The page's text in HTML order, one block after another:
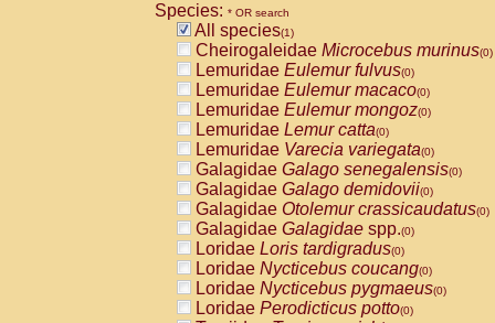
CebidaeCebus capucinus
CebidaeCebus nigrivittatus
CebidaeCebus spp.(0)
CebidaeSaimiri boliviensis(0)
CebidaeSaimiri sciureus(0)
AtelidaeAlouatta caraya(0)
AtelidaeAlouatta fusca(0)
AtelidaeAlouatta seniculus(0)
AtelidaeAlouattaspp.(0)
AtelidaeAteles belzebuth(0)
AtelidaeAteles geoffroyi(0)
AtelidaeAteles paniscus(0)
AtelidaeAtelesspp.(0)
AtelidaeLagothrix lagothricha(0)
AtelidaeLagothrix lagothricha cana
PitheciidaeCacajao calvus
Species: * OR search
All species(1)
Cheirogaleidae Microcebus murinus(0)
Lemuridae Eulemur fulvus(0)
Lemuridae Eulemur macaco(0)
Lemuridae Eulemur mongoz(0)
Lemuridae Lemur catta(0)
Lemuridae Varecia variegata(0)
Galagidae Galago senegalensis(0)
Galagidae Galago demidovii(0)
Galagidae Otolemur crassicaudatus(0)
Galagidae Galagidae spp.(0)
Loridae Loris tardigradus(0)
Loridae Nycticebus coucang(0)
Loridae Nycticebus pygmaeus(0)
Loridae Perodicticus potto(0)